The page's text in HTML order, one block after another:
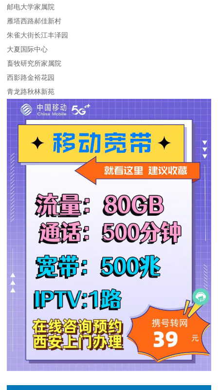
邮电大学家属院
雁塔西路郝佳新村
朱雀大街长江丰泽园
大夏国际中心
畜牧研究所家属院
西影路金裕花园
青龙路秋林新苑